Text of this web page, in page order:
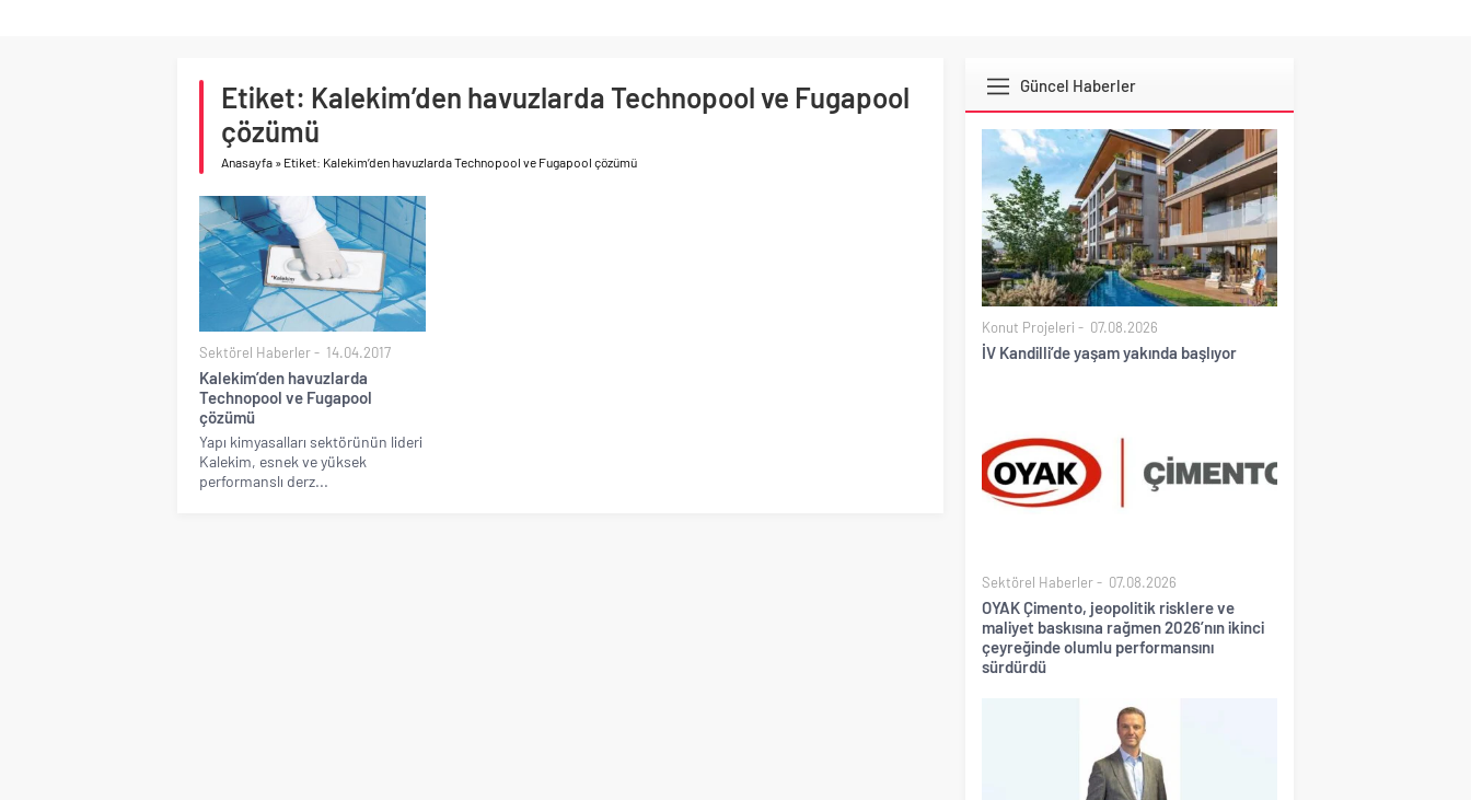
Birleşik Arap Emirlikleri’nin ilk yüksek hızlı demiryolu projesine Kalyon İnşaat imzası
Etiket: Kalekim’den havuzlarda Technopool ve Fugapool
çözümü
Anasayfa » Etiket: Kalekim’den havuzlarda Technopool ve Fugapool çözümü
Sektörel Haberler 14.04.2017
Kalekim’den havuzlarda
Technopool ve Fugapool
çözümü
Yapı kimyasalları sektörünün lideri
Kalekim, esnek ve yüksek
performanslı derz...
Güncel Haberler
Konut Projeleri 07.08.2026
İV Kandilli’de yaşam yakında başlıyor
Sektörel Haberler 07.08.2026
OYAK Çimento, jeopolitik risklere ve
maliyet baskısına rağmen 2026’nın ikinci
çeyreğinde olumlu performansını
sürdürdü